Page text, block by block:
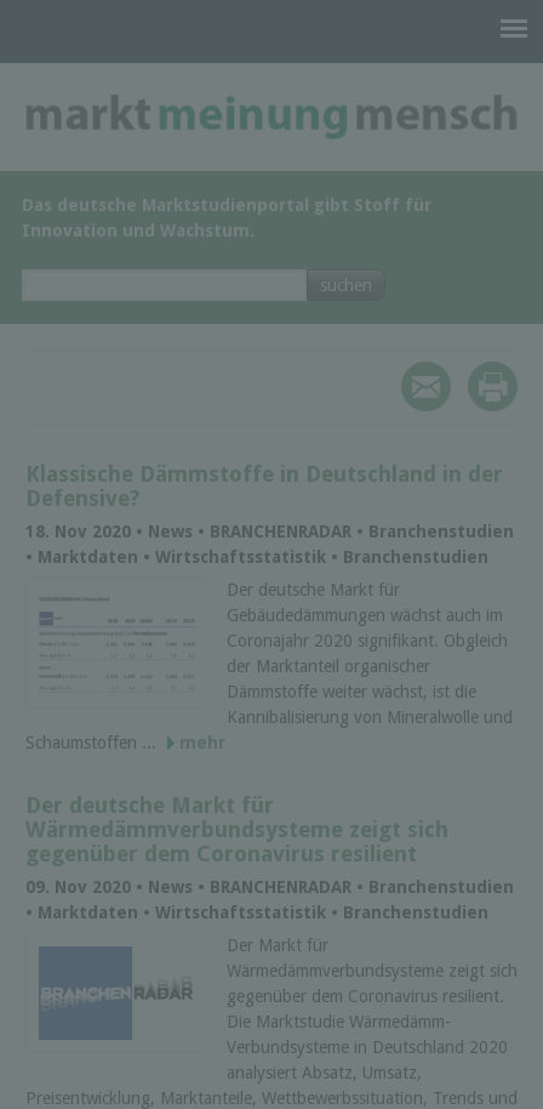
Das deutsche Marktstudienportal gibt Stoff für
Innovation und Wachstum.
Klassische Dämmstoffe in Deutschland in der
Defensive?
18. Nov 2020 • News • BRANCHENRADAR • Branchenstudien
• Marktdaten • Wirtschaftsstatistik • Branchenstudien
Der deutsche Markt für
Gebäudedämmungen wächst auch im
Coronajahr 2020 signifikant. Obgleich
der Marktanteil organischer
Dämmstoffe weiter wächst, ist die
Kannibalisierung von Mineralwolle und
Schaumstoffen ...
mehr
Der deutsche Markt für
Wärmedämmverbundsysteme zeigt sich
gegenüber dem Coronavirus resilient
09. Nov 2020 • News • BRANCHENRADAR • Branchenstudien
• Marktdaten • Wirtschaftsstatistik • Branchenstudien
Der Markt für
Wärmedämmverbundsysteme zeigt sich
gegenüber dem Coronavirus resilient.
Die Marktstudie Wärmedämm-
Verbundsysteme in Deutschland 2020
analysiert Absatz, Umsatz,
Preisentwicklung, Marktanteile, Wettbewerbssituation, Trends und